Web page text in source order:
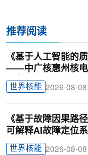
推荐阅读
《基于人工智能的
——中广核惠州核电
刁龙
世界核能 2026-08-08
《基于故障因果路
可解释AI故障定位
与技术学院博士研究
世界核能 2026-08-08